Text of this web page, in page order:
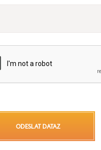
ODESLAT DATAZ